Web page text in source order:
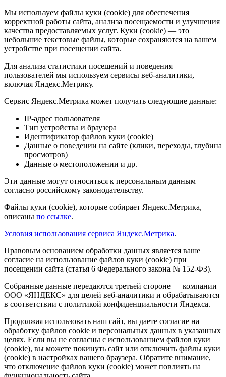
Мы используем файлы куки (cookie) для обеспечения
корректной работы сайта, анализа посещаемости и улучшения
качества предоставляемых услуг. Куки (cookie) — это
небольшие текстовые файлы, которые сохраняются на вашем
устройстве при посещении сайта.
Для анализа статистики посещений и поведения
пользователей мы используем сервисы веб-аналитики,
включая Яндекс.Метрику.
Сервис Яндекс.Метрика может получать следующие данные:
IP-адрес пользователя
Тип устройства и браузера
Идентификатор файлов куки (cookie)
Данные о поведении на сайте (клики, переходы, глубина
просмотров)
Данные о местоположении и др.
Эти данные могут относиться к персональным данным
согласно российскому законодательству.
Файлы куки (cookie), которые собирает Яндекс.Метрика,
описаны по ссылке.
Условия использования сервиса Яндекс.Метрика.
Правовым основанием обработки данных является ваше
согласие на использование файлов куки (cookie) при
посещении сайта (статья 6 Федерального закона № 152-ФЗ).
Собранные данные передаются третьей стороне — компании
ООО «ЯНДЕКС» для целей веб-аналитики и обрабатываются
в соответствии с политикой конфиденциальности Яндекса.
Продолжая использовать наш сайт, вы даете согласие на
обработку файлов cookie и персональных данных в указанных
целях. Если вы не согласны с использованием файлов куки
(cookie), вы можете покинуть сайт или отключить файлы куки
(cookie) в настройках вашего браузера. Обратите внимание,
что отключение файлов куки (cookie) может повлиять на